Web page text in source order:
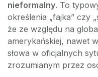
nieformalny. To
określenia „fajka” czy
że ze względu na
amerykańskiej, nawet
słowa w oficjalnych
zrozumianym przez